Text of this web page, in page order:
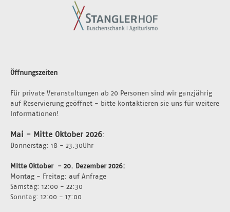
Öffnungszeiten
Für private Veranstaltungen ab 20 Personen sind wir ganzjährig
auf Reservierung geöffnet - bitte kontaktieren sie uns für weitere
Informationen!
Mai - Mitte Oktober 2026:
Donnerstag: 18 - 23.30Uhr
Mitte Oktober  - 20. Dezember 2026:
Montag - Freitag: auf Anfrage
Samstag: 12:00 - 22:30
Sonntag: 12:00 - 17:00